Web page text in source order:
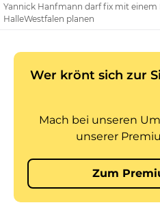
Yannick Hanfmann darf fix mit
HalleWestfalen planen